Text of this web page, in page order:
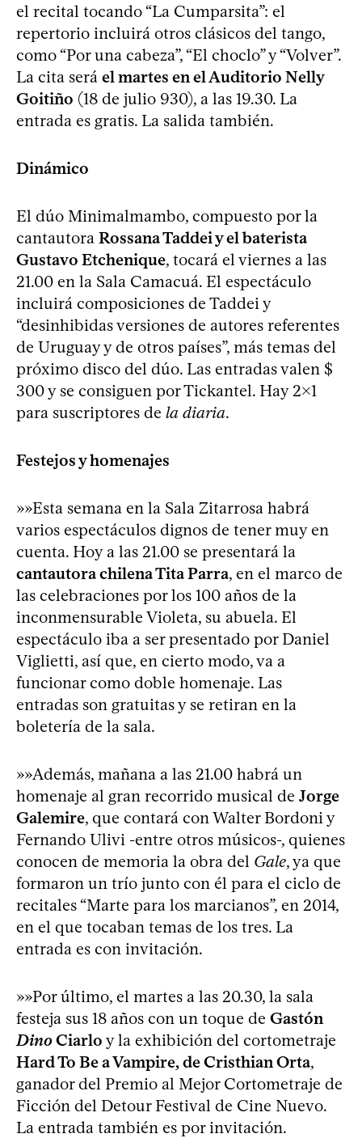
el recital tocando “La Cumparsita”: el
repertorio incluirá otros clásicos del tango,
como “Por una cabeza”, “El choclo” y “Volver”.
La cita será el martes en el Auditorio Nelly
Goitiño (18 de julio 930), a las 19.30. La
entrada es gratis. La salida también.
Dinámico
El dúo Minimalmambo, compuesto por la
cantautora Rossana Taddei y el baterista
Gustavo Etchenique, tocará el viernes a las
21.00 en la Sala Camacuá. El espectáculo
incluirá composiciones de Taddei y
“desinhibidas versiones de autores referentes
de Uruguay y de otros países”, más temas del
próximo disco del dúo. Las entradas valen $
300 y se consiguen por Tickantel. Hay 2x1
para suscriptores de la diaria.
Festejos y homenajes
»»Esta semana en la Sala Zitarrosa habrá
varios espectáculos dignos de tener muy en
cuenta. Hoy a las 21.00 se presentará la
cantautora chilena Tita Parra, en el marco de
las celebraciones por los 100 años de la
inconmensurable Violeta, su abuela. El
espectáculo iba a ser presentado por Daniel
Viglietti, así que, en cierto modo, va a
funcionar como doble homenaje. Las
entradas son gratuitas y se retiran en la
boletería de la sala.
»»Además, mañana a las 21.00 habrá un
homenaje al gran recorrido musical de Jorge
Galemire, que contará con Walter Bordoni y
Fernando Ulivi -entre otros músicos-, quienes
conocen de memoria la obra del Gale, ya que
formaron un trío junto con él para el ciclo de
recitales “Marte para los marcianos”, en 2014,
en el que tocaban temas de los tres. La
entrada es con invitación.
»»Por último, el martes a las 20.30, la sala
festeja sus 18 años con un toque de Gastón
DinoCiarlo y la exhibición del cortometraje
Hard To Be a Vampire, de Cristhian Orta,
ganador del Premio al Mejor Cortometraje de
Ficción del Detour Festival de Cine Nuevo.
La entrada también es por invitación.